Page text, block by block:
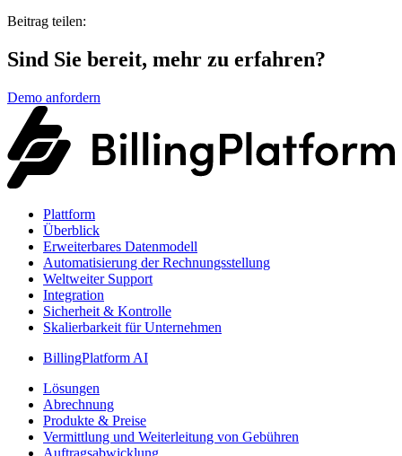
Beitrag teilen:
Sind Sie bereit, mehr zu erfahren?
Demo anfordern
Plattform
Überblick
Erweiterbares Datenmodell
Automatisierung der Rechnungsstellung
Weltweiter Support
Integration
Sicherheit & Kontrolle
Skalierbarkeit für Unternehmen
BillingPlatform AI
Lösungen
Abrechnung
Produkte & Preise
Vermittlung und Weiterleitung von Gebühren